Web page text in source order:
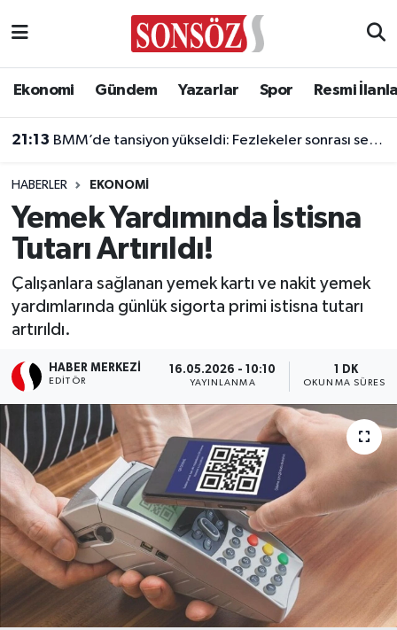
Ekonomi Gündem Yazarlar Spor Resmi
21:13 BMM’de tansiyon yükseldi: Fezlekeler sonrası sert açıklamalar
HABERLER EKONOMI
Yemek Yardımında İstisna
Tutarı Artırıldı!
Çalışanlara sağlanan yemek kartı ve nakit yemek
yardımlarında günlük sigorta primi istisna tutarı
artırıldı.
HABER MERKEZI
EDITÖR
16.05.2026 - 10:10
YAYINLANMA
1 DK
OKUNMA SÜRESI
Asayiş
Biyografi
Çevre
Diğer
Dünya
Eğitim
Ekonomi
Eleman
Emlak
Gündem
Ankara Nöbetçi Eczaneler
Ankara Trafik Yoğunluk Haritası
Süper Lig Puan Durumu ve Fikstür
Tüm Manşetler
Son Dakika Haberleri
Haber Arşivi